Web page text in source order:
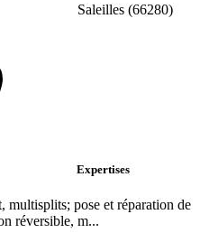
Saleilles (66280)
Expertises
multisplits; pose et réparation de
réversible, m...